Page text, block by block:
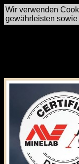
Wir verwenden
gewährleisten